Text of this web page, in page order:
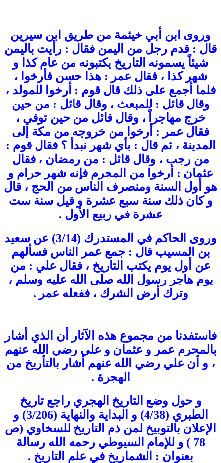
وروى ابن أبي خيثمة من طريق ابن سيرين
قال : قدم رجل من اليمن فقال : رأيت باليمن
شيئاً يسمونه التاريخ يكتبونه من عام كذا و
شهر كذا ، فقال عمر : هذا حسن فأرخوا ،
فلما أجمع على ذلك قال قوم : أرخوا للمولد ،
وقال قائل : للمبعث ، وقال قائل : من حين
خرج مهاجراً ، وقال قائل من حين توفي ،
فقال عمر : أرخوا من خروجه من مكة إلى
المدينة ، ثم قال : بأي شهر نبدأ ؟ فقال قوم :
من رجب ، وقال قائل : من رمضان ، فقال
عثمان : أرخوا من المحرم فإنه شهر حرام و
هو أول السنة ومنصرف الناس من الحج ، قال
و كان ذلك سنة سبع عشرة و قيل سنة ست
عشرة في ربيع الأول .
وروى الحاكم في المستدرك (3/14) عن سعيد
بن المسيب قال : جمع عمر الناس فسألهم
عن أول يوم يكتب التاريخ ، فقال علي : من
يوم هاجر رسول الله صلى الله عليه وسلم ،
وترك أرض الشرك ، ففعله عمر .
فاستفدنا من مجموع هذه الآثار أن الذي أشار
بالمحرم عمر و عثمان و علي رضي الله عنهم
، و أن علي رضي الله عنهم أشار بالتأريخ من
الهجرة .
و حول وضع التاريخ الهجري راجع تاريخ
الطبري (4/38) و البداية والنهاية (3/206) و
الإعلان بالتوبيخ لمن ذم التاريخ للسخاوي (ص
78 ) و للإمام السيوطي رحمه الله رسالة
بعنوان : الشماريخ في علم التاريخ .